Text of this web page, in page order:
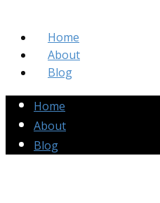
Home
About
Blog
Home
About
Blog